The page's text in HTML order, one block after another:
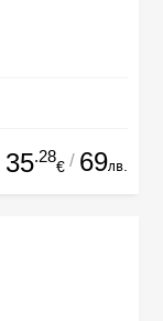
35.28
€ / 69лв.